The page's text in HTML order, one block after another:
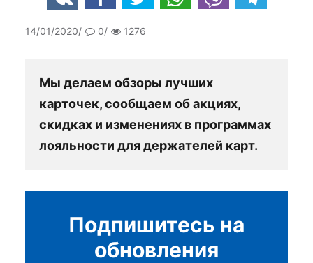
14/01/2020 0 1276
Мы делаем обзоры лучших
карточек, сообщаем об акциях,
скидках и изменениях в программах
лояльности для держателей карт.
Подпишитесь на
обновления